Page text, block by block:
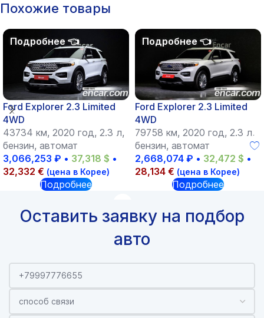
Похожие товары
Ford Explorer 2.3 Limited
4WD
43734 км, 2020 год, 2.3 л,
бензин, автомат
3,066,253 ₽ • 37,318 $ •
32,332 € (цена в Корее)
Подробнее
Ford Explorer 2.3 Limited
4WD
79758 км, 2020 год, 2.3 л,
бензин, автомат
2,668,074 ₽ • 32,472 $ •
28,134 € (цена в Корее)
Подробнее
Оставить заявку на подбор
авто